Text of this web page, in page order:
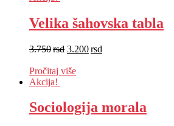
Velika šahovska tabla
3.750rsd 3.200rsd
Pročitaj više
Akcija!
Sociologija morala